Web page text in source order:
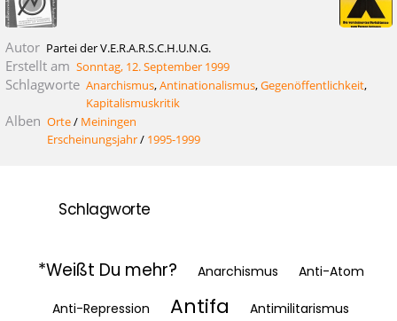
Autor Partei der V.E.R.A.R.S.C.H.U.N.G.
Erstellt am Sonntag, 12. September 1999
Schlagworte Anarchismus,Antinationalismus,Gegenöffentlichkeit,
Kapitalismuskritik
Alben Orte/ Meiningen
Erscheinungsjahr/ 1995-1999
Schlagworte
*Weißt Du mehr? Anarchismus Anti-Atom
Anti-Repression Antifa Antimilitarismus